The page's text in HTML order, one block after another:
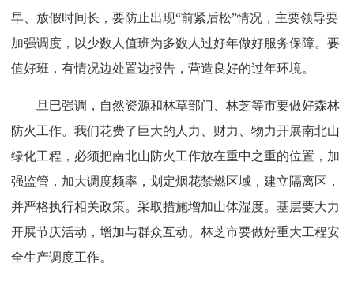
早、放假时间长，要防止出现“前紧后松”情况，主要领导要
加强调度，以少数人值班为多数人过好年做好服务保障。要
值好班，有情况边处置边报告，营造良好的过年环境。
旦巴强调，自然资源和林草部门、林芝等市要做好森林
防火工作。我们花费了巨大的人力、财力、物力开展南北山
绿化工程，必须把南北山防火工作放在重中之重的位置，加
强监管，加大调度频率，划定烟花禁燃区域，建立隔离区，
并严格执行相关政策。采取措施增加山体湿度。基层要大力
开展节庆活动，增加与群众互动。林芝市要做好重大工程安
全生产调度工作。